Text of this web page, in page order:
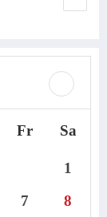
Fr Sa
1
7
8